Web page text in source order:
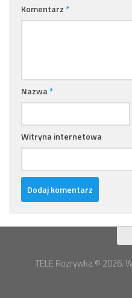
Komentarz*
Nazwa*
Witryna internetowa
TELE Rozrywka © 2026.